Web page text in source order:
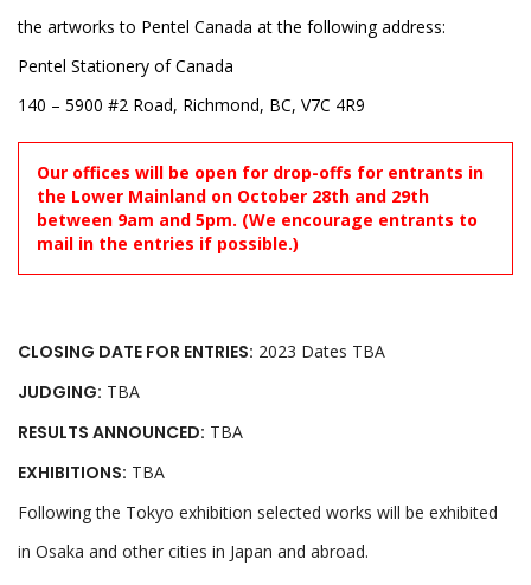
the artworks to Pentel Canada at the following address:
Pentel Stationery of Canada
140 – 5900 #2 Road, Richmond, BC, V7C 4R9
Our offices will be open for drop-offs for entrants in
the Lower Mainland on October 28th and 29th
between 9am and 5pm. (We encourage entrants to
mail in the entries if possible.)
CLOSING DATE FOR ENTRIES: 2023 Dates TBA
JUDGING: TBA
RESULTS ANNOUNCED: TBA
EXHIBITIONS: TBA
Following the Tokyo exhibition selected works will be exhibited
in Osaka and other cities in Japan and abroad.